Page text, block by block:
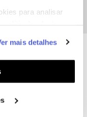
para analisar
e
seus interesses
Pode gerir a
Configurar
mais detalhes
um porco a andar de
não nos dá
à Internet (coisa